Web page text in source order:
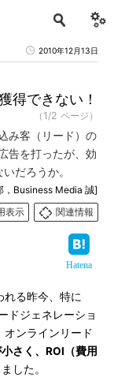
2010年12月13日
得できない！
（1/2 ページ）
み客（リード）の
告を打ったが、効
だろうか。
，Business Media 誠]
表示
関連情報
Hatena
る昨今、特に
ドジェネレーショ
オンラインリード
さく、ROI（費用
した。